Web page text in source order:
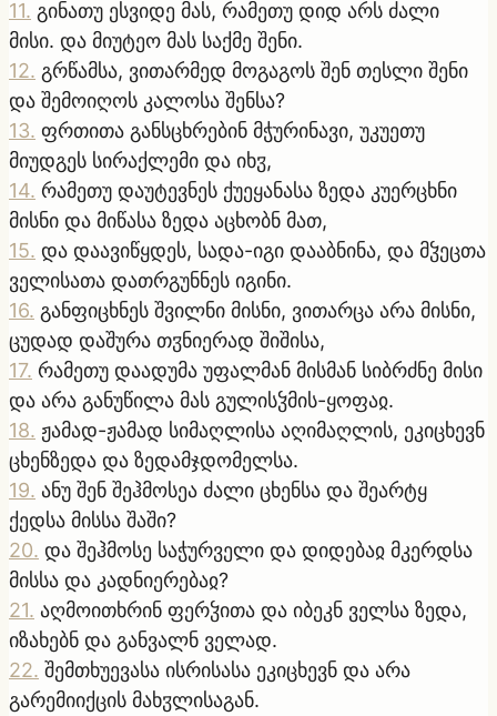
11. გინათუ ესვიდე მას, რამეთუ დიდ არს ძალი
მისი. და მიუტეო მას საქმე შენი.
12. გრწამსა, ვითარმედ მოგაგოს შენ თესლი შენი
და შემოიღოს კალოსა შენსა?
13. ფრთითა განსცხრებინ მჭურინავი, უკუეთუ
მიუდგეს სირაქლემი და იხჳ,
14. რამეთუ დაუტევნეს ქუეყანასა ზედა კუერცხნი
მისნი და მიწასა ზედა აცხობნ მათ,
15. და დაავიწყდეს, სადა-იგი დააბნინა, და მჴეცთა
ველისათა დათრგუნნეს იგინი.
16. განფიცხნეს შვილნი მისნი, ვითარცა არა მისნი,
ცუდად დაშურა თჳნიერად შიშისა,
17. რამეთუ დაადუმა უფალმან მისმან სიბრძნე მისი
და არა განუწილა მას გულისჴმის-ყოფაჲ.
18. ჟამად-ჟამად სიმაღლისა აღიმაღლის, ეკიცხევნ
ცხენზედა და ზედამჯდომელსა.
19. ანუ შენ შეჰმოსეა ძალი ცხენსა და შეარტყ
ქედსა მისსა შაში?
20. და შეჰმოსე საჭურველი და დიდებაჲ მკერდსა
მისსა და კადნიერებაჲ?
21. აღმოითხრინ ფერჴითა და იბეკნ ველსა ზედა,
იზახებნ და განვალნ ველად.
22. შემთხუევასა ისრისასა ეკიცხევნ და არა
გარემიიქცის მახჳლისაგან.